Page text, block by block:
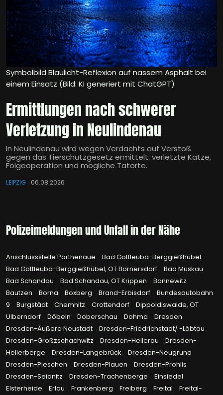
Symbolbild Blaulicht-Reflexion auf nassem Asphalt bei
einem Einsatz (Bild: KI generiert mit ChatGPT)
Ermittlungen nach schwerer
Verletzung in Neulindenau
In Neulindenau wird wegen Verdachts auf Verstoß
gegen das Tierschutzgesetz ermittelt: verletzte Katze,
Folgeoperation und mögliche Tatorte.
LEIPZIG 06.08.2026
Polizeimeldungen und Unfall in der Nähe
Anschlussstelle Parthenaue
Bad Gottleuba-Berggießhübel
Bad Gottleuba-Berggießhübel, OT Börnersdorf
Bad Muskau
Bad Schandau
Bad Schandau, OT Krippen
Bannewitz
Bautzen
Borna Boxberg Brand-Erbisdorf
Bundesautobahn
9
Burgstädt Chemnitz Crottendorf
Dippoldiswalde, OT
Ulberndorf
Döbeln Doberschau Dohma
Dresden
Dresden-Äußere Neustadt
Dresden-Friedrichstadt/ -Löbtau
Dresden-Großzschachwitz
Dresden-Hellerau
Dresden-
Hellerberge
Dresden-Langebrück
Dresden-Neugruna
Dresden-Pieschen
Dresden-Plauen
Dresden-Prohlis
Dresden-Seidnitz
Dresden-Trachenberge
Einsiedel
Elsterheide
Erlau Frankenberg Freiberg Freital
Freital-